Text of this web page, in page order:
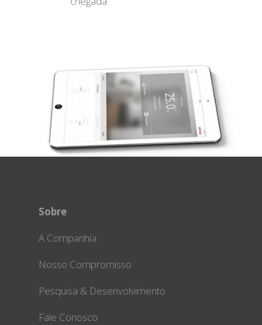
Sobre
A Companhia
Nosso Compromisso
Pesquisa & Desenvolvimento
Fale Conosco